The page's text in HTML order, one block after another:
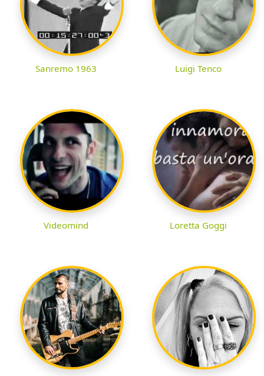
Sanremo 1963 Luigi Tenco
Videomind Loretta Goggi